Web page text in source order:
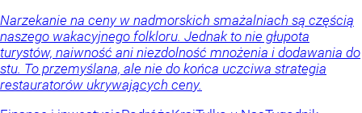
Narzekanie na ceny w nadmorskich smażalniach są częścią
naszego wakacyjnego folkloru. Jednak to nie głupota
turystów, naiwność ani niezdolność mnożenia i dodawania do
stu. To przemyślana, ale nie do końca uczciwa strategia
restauratorów ukrywających ceny.